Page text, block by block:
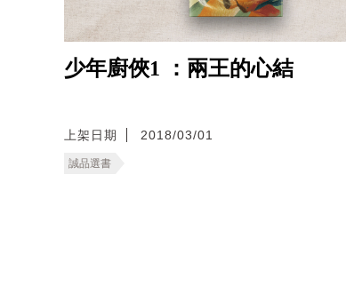
少年廚俠1 ：兩王的心結
上架日期 2018/03/01
誠品選書